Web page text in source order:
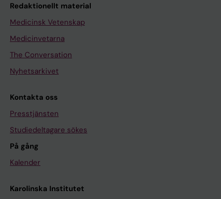
Redaktionellt material
Medicinsk Vetenskap
Medicinvetarna
The Conversation
Nyhetsarkivet
Kontakta oss
Presstjänsten
Studiedeltagare sökes
På gång
Kalender
Karolinska Institutet